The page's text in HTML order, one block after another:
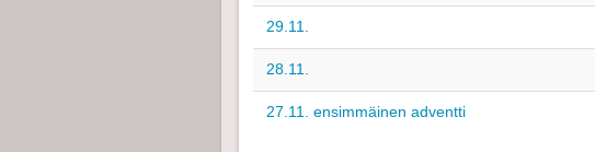
29.11.
28.11.
27.11. ensimmäinen adventti